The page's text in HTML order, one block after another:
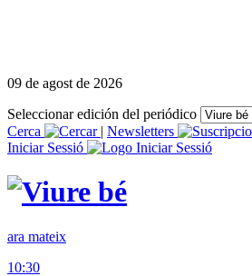
09 de agost de 2026
Seleccionar edición del periódico
Cerca
| Newsletters
Iniciar Sessió
ara mateix
10:30